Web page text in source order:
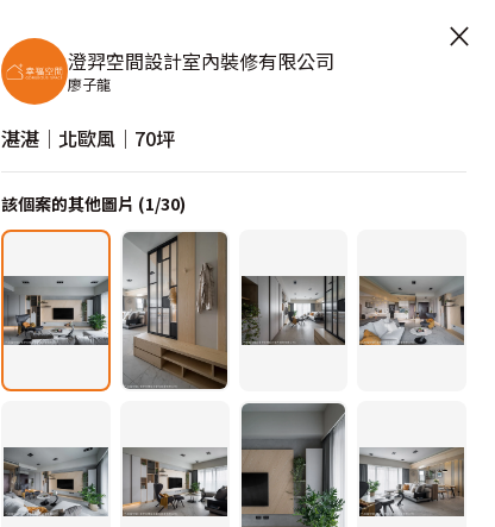
×
澄羿空間設計室內裝修有限公司
廖子龍
湛湛│北歐風│70坪
該個案的其他圖片 (1/30)